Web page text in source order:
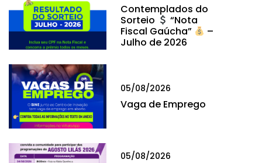
Contemplados do
Sorteio
“Nota
Fiscal Gaúcha”
–
Julho de 2026
05/08/2026
Vaga de Emprego
05/08/2026